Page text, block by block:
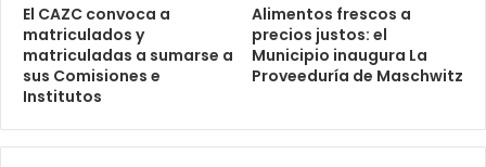
El CAZC convoca a
matriculados y
matriculadas a sumarse a
sus Comisiones e
Institutos
Alimentos frescos a
precios justos: el
Municipio inaugura La
Proveeduría de Maschwitz